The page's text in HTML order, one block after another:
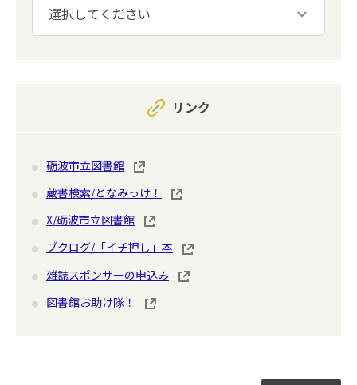
リンク
砺波市立図書館
蔵書検索/となみっけ！
X/砺波市立図書館
ブクログ/「イチ押し」本
雑誌スポンサーの申込み
図書館お助け隊！